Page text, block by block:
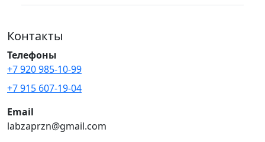
Контакты
Телефоны
+7 920 985-10-99
+7 915 607-19-04
Email
labzaprzn@gmail.com